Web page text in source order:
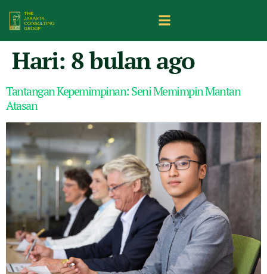
Hari: 8 bulan ago
Tantangan Kepemimpinan: Seni Memimpin Mantan
Atasan